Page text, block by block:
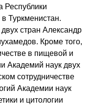
Республики
Туркменистан.
стран Александр
Кроме того,
в пищевой и
Академий наук двух
сотрудничестве
Академии наук
и цитологии